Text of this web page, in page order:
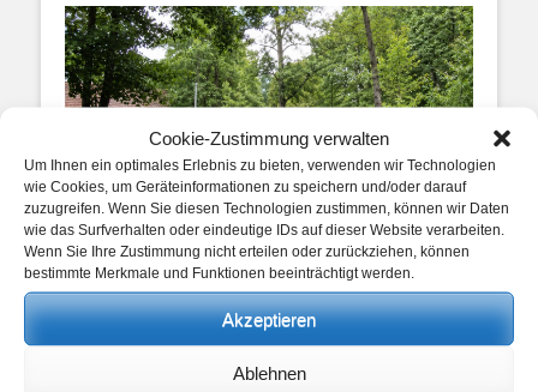
Cookie-Zustimmung verwalten
Um Ihnen ein optimales Erlebnis zu bieten, verwenden wir Technologien
wie Cookies, um Geräteinformationen zu speichern und/oder darauf
zuzugreifen. Wenn Sie diesen Technologien zustimmen, können wir Daten
wie das Surfverhalten oder eindeutige IDs auf dieser Website verarbeiten.
Wenn Sie Ihre Zustimmung nicht erteilen oder zurückziehen, können
bestimmte Merkmale und Funktionen beeinträchtigt werden.
Akzeptieren
Ablehnen
Vorankündigung: Spreewald-Fahrt mit
Kahnfahrt am 12. September 2026
Spreewald-Fahrt am 12. September 2026